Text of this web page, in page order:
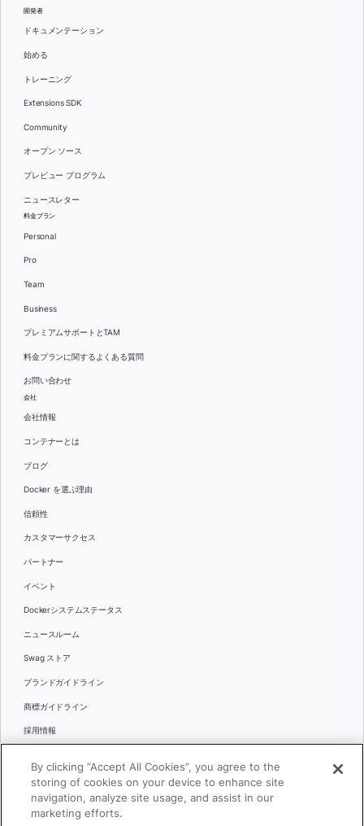
開発者
ドキュメンテーション
始める
トレーニング
Extensions SDK
Community
オープン ソース
プレビュー プログラム
ニュースレター
料金プラン
Personal
Pro
Team
Business
プレミアムサポートとTAM
料金プランに関するよくある質問
お問い合わせ
会社
会社情報
コンテナーとは
ブログ
Docker を選ぶ理由
信頼性
カスタマーサクセス
パートナー
イベント
Dockerシステムステータス
ニュースルーム
Swag ストア
ブランドガイドライン
商標ガイドライン
採用情報
言語
日本語
By clicking “Accept All Cookies”, you agree to the
storing of cookies on your device to enhance site
navigation, analyze site usage, and assist in our
marketing efforts.